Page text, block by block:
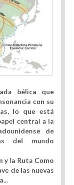
bélica que
con su
lo que está
central a la
de
del mundo
y la Ruta Como
de las nuevas